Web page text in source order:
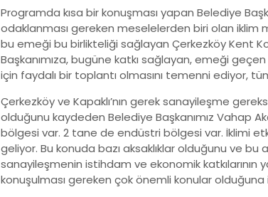
Programda kısa bir konuşması yapan Belediye
odaklanması gereken meselelerden biri olan
bu emeği bu birlikteliği sağlayan Çerkezköy Kent
Başkanımıza, bugüne katkı sağlayan, emeği
için faydalı bir toplantı olmasını temenni ediyor,
Çerkezköy ve Kapaklı’nın gerek sanayileşme
olduğunu kaydeden Belediye Başkanımız Vahap
bölgesi var. 2 tane de endüstri bölgesi var. İklimi
geliyor. Bu konuda bazı aksaklıklar olduğunu ve bu
sanayileşmenin istihdam ve ekonomik
konuşulması gereken çok önemli konular olduğuna